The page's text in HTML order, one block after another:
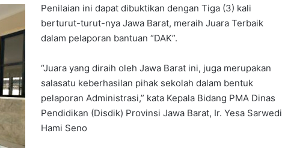
Penilaian ini dapat dibuktikan dengan Tiga (3) kali
berturut-turut-nya Jawa Barat, meraih Juara Terbaik
dalam pelaporan bantuan “DAK”.
“Juara yang diraih oleh Jawa Barat ini, juga merupakan
salasatu keberhasilan pihak sekolah dalam bentuk
pelaporan Administrasi,” kata Kepala Bidang PMA Dinas
Pendidikan (Disdik) Provinsi Jawa Barat, Ir. Yesa Sarwedi
Hami Seno